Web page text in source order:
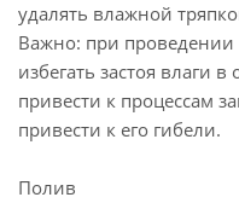
удалять влажной
Важно: при проведении
избегать застоя влаги
привести к процессам
привести к его гибели.
Полив